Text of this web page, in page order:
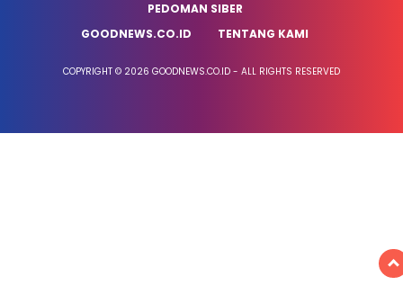
PEDOMAN SIBER
GOODNEWS.CO.ID
TENTANG KAMI
COPYRIGHT © 2026 GOODNEWS.CO.ID - ALL RIGHTS RESERVED